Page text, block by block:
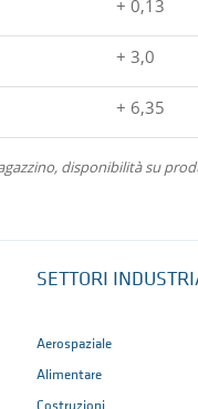
+ 0,13
+ 3,0
+ 6,35
disponibilità su
SETTORI
Aerospaziale
Alimentare